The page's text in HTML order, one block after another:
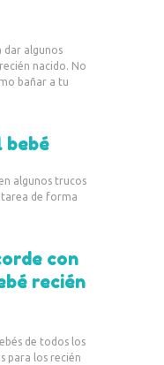
dar algunos
nacido. No
bañar a tu
bebé
algunos trucos
de forma
con
recién
de todos los
para los recién